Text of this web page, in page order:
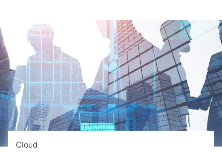
Cloud